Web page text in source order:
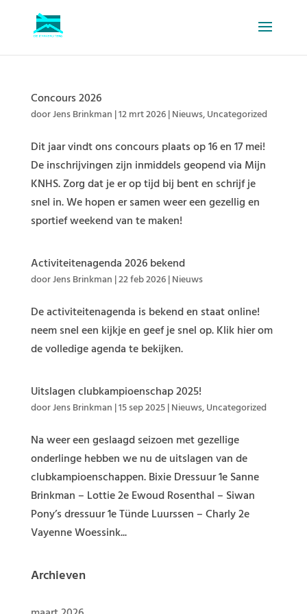
Concours 2026
doorJens Brinkman |12 mrt 2026|Nieuws,Uncategorized
Dit jaar vindt ons concours plaats op 16 en 17 mei!
De inschrijvingen zijn inmiddels geopend via Mijn
KNHS. Zorg dat je er op tijd bij bent en schrijf je
snel in. We hopen er samen weer een gezellig en
sportief weekend van te maken!
Activiteitenagenda 2026 bekend
doorJens Brinkman |22 feb 2026|Nieuws
De activiteitenagenda is bekend en staat online!
neem snel een kijkje en geef je snel op. Klik hier om
de volledige agenda te bekijken.
Uitslagen clubkampioenschap 2025!
doorJens Brinkman |15 sep 2025|Nieuws,Uncategorized
Na weer een geslaagd seizoen met gezellige
onderlinge hebben we nu de uitslagen van de
clubkampioenschappen. Bixie Dressuur 1e Sanne
Brinkman – Lottie 2e Ewoud Rosenthal – Siwan
Pony’s dressuur 1e Tünde Luurssen – Charly 2e
Vayenne Woessink...
Archieven